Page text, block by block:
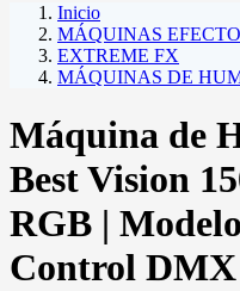
Inicio
MÁQUINAS
EXTREME FX
MÁQUINAS DE
Máquina de
Best Vision
RGB |
Control DMX